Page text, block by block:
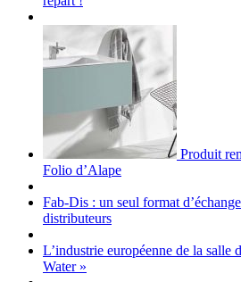
Produit
Folio d’Alape
Fab-Dis : un seul format
distributeurs
L’industrie européenne de la salle
Water »